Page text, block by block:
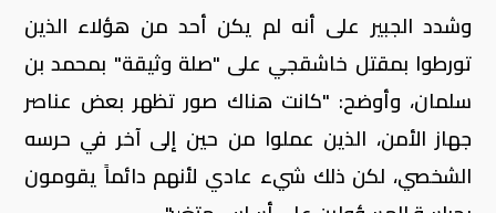
وشدد الجبير على أنه لم يكن أحد من هؤلاء الذين
تورطوا بمقتل خاشقجي على "صلة وثيقة" بمحمد بن
سلمان، وأوضح: "كانت هناك صور تظهر بعض عناصر
جهاز الأمن، الذين عملوا من حين إلى آخر في حرسه
الشخصي، لكن ذلك شيء عادي لأنهم دائماً يقومون